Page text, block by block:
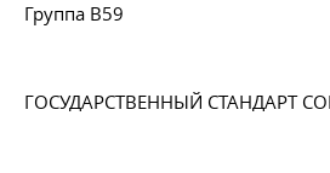
Группа В59
ГОСУДАРСТВЕННЫЙ СТАНДАРТ